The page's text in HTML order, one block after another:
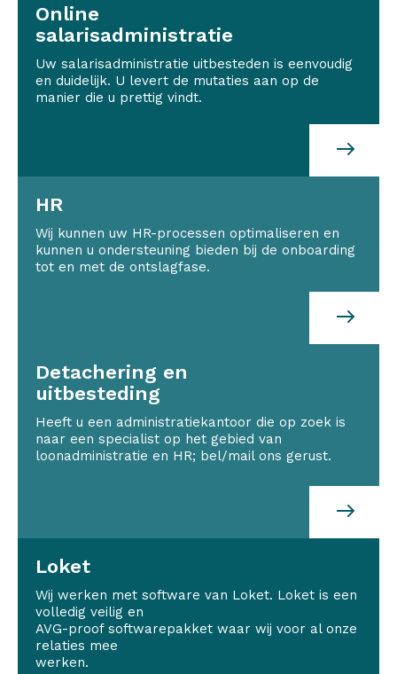
Online
salarisadministratie
Uw salarisadministratie uitbesteden is eenvoudig
en duidelijk. U levert de mutaties aan op de
manier die u prettig vindt.
HR
Wij kunnen uw HR-processen optimaliseren en
kunnen u ondersteuning bieden bij de onboarding
tot en met de ontslagfase.
Detachering en
uitbesteding
Heeft u een administratiekantoor die op zoek is
naar een specialist op het gebied van
loonadministratie en HR; bel/mail ons gerust.
Loket
Wij werken met software van Loket. Loket is een
volledig veilig en
AVG-proof softwarepakket waar wij voor al onze
relaties mee
werken.